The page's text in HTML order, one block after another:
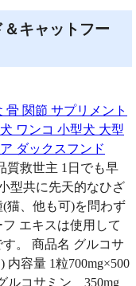
キャットフー
骨 関節 サプリメント
ワンコ 小型犬 大型
ダックスフンド
質救世主 1日でも早
型共に先天的なひざ
猫、他も可)を問わず
エキスは使用して
。 商品名 グルコサ
内容量 1粒700mg×500
コサミン 350mg